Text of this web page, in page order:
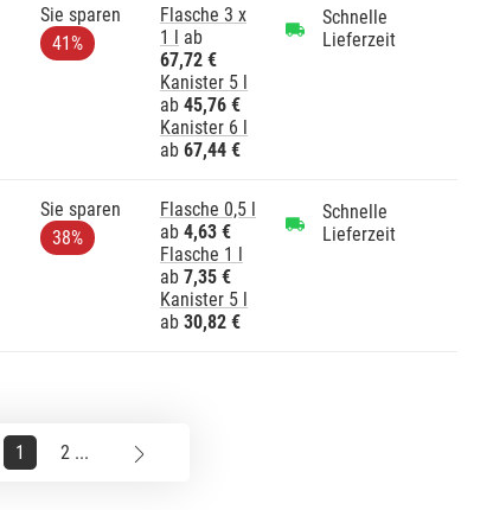
Sie sparen
41%
Flasche 3 x
1 l ab
67,72 €
Kanister 5 l
ab 45,76 €
Kanister 6 l
ab 67,44 €
Schnelle
Lieferzeit
Sie sparen
38%
Flasche 0,5 l
ab 4,63 €
Flasche 1 l
ab 7,35 €
Kanister 5 l
ab 30,82 €
Schnelle
Lieferzeit
1 2 ...